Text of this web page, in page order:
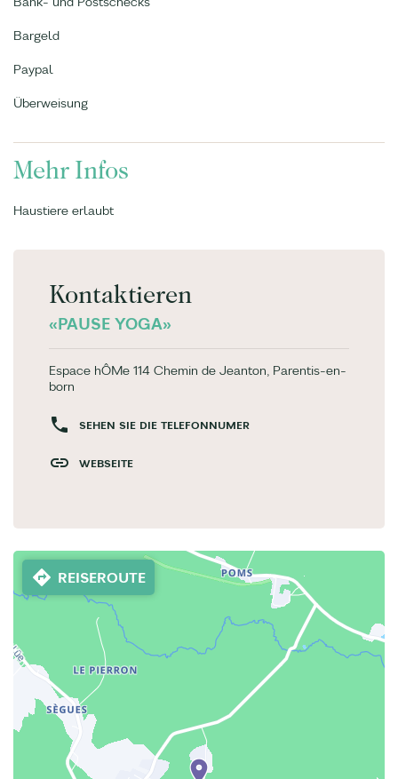
Bargeld
Paypal
Überweisung
Mehr Infos
Haustiere erlaubt
Kontaktieren
«PAUSE YOGA»
Espace hÔMe 114 Chemin de Jeanton, Parentis-en-
born
SEHEN SIE DIE TELEFONNUMER
WEBSEITE
REISEROUTE